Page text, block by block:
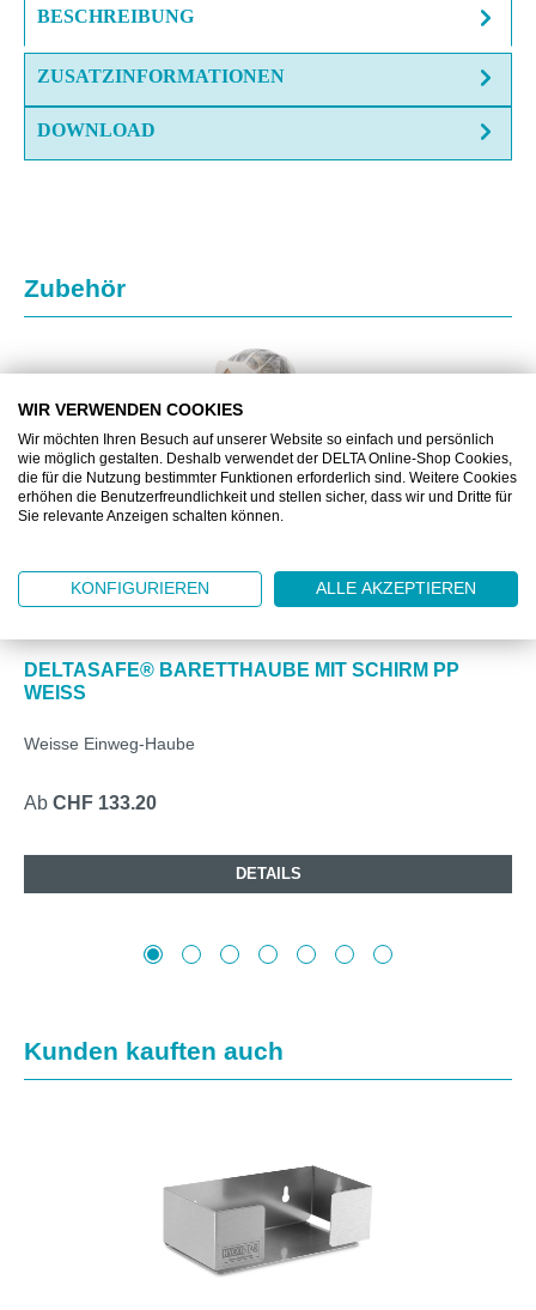
BESCHREIBUNG
ZUSATZINFORMATIONEN
DOWNLOAD
Produktgalerie überspringen
Zubehör
DELTASAFE® BARETTHAUBE MIT SCHIRM PP
WEISS
Weisse Einweg-Haube
Ab CHF 133.20
DETAILS
Produktgalerie überspringen
Kunden kauften auch
WIR VERWENDEN COOKIES
Wir möchten Ihren Besuch auf unserer Website so einfach und persönlich
wie möglich gestalten. Deshalb verwendet der DELTA Online-Shop Cookies,
die für die Nutzung bestimmter Funktionen erforderlich sind. Weitere Cookies
erhöhen die Benutzerfreundlichkeit und stellen sicher, dass wir und Dritte für
Sie relevante Anzeigen schalten können.
KONFIGURIEREN ALLE AKZEPTIEREN